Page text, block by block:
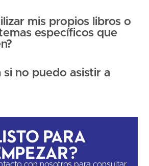
mis propios libros o
específicos que
si no puedo asistir a
para
con nosotros para consultar